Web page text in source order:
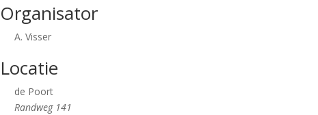
Organisator
A. Visser
Locatie
de Poort
Randweg 141